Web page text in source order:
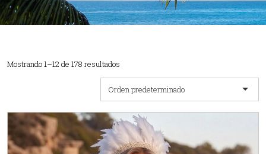
Mostrando 1–12 de 178 resultados
Orden predeterminado